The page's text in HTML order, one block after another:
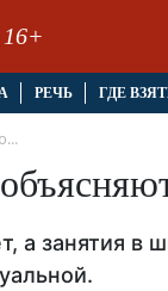
16+
РЕЧЬ ГДЕ
а занятия в